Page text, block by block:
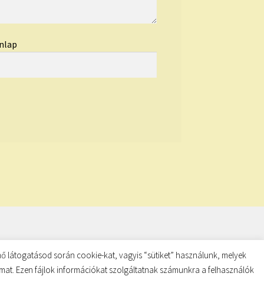
látogatásod során cookie-kat, vagyis “sütiket” használunk, melyek
Ezen fájlok információkat szolgáltatnak számunkra a felhasználók